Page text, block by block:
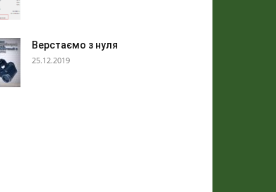
Верстаємо з нуля
25.12.2019